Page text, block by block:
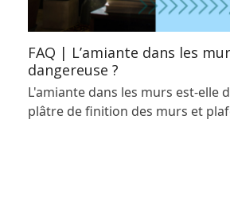
FAQ | L’amiante dans les
dangereuse ?
L'amiante dans les murs est-elle
plâtre de finition des murs et